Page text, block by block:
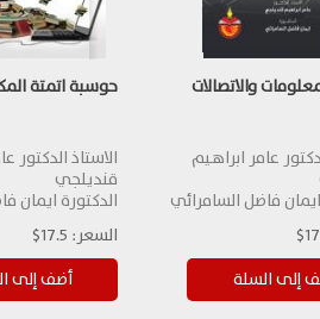
والاتصالات
عامر ابراهيم
فاضل السامرائي
حوسبة اتمتة
الاستاذ الدكتور
قنديلجي
الدكتورة ايمان
السعر: 17.5$